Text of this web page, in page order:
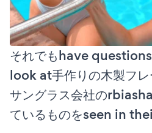
それでもhave
look at手作りの木製フ
サングラス会社の
ているものをseen in